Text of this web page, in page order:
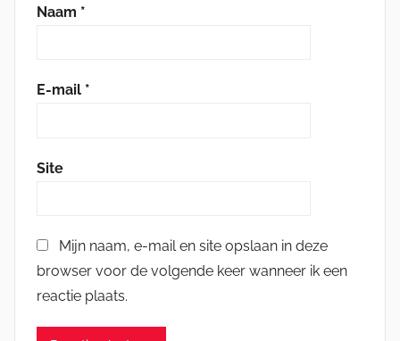
Naam *
E-mail *
Site
Mijn naam, e-mail en site opslaan in deze
browser voor de volgende keer wanneer ik een
reactie plaats.